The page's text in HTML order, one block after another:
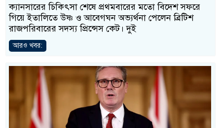
ক্যানসারের চিকিৎসা শেষে প্রথমবারের মতো বিদেশ সফরে
গিয়ে ইতালিতে উষ্ণ ও আবেগঘন অভ্যর্থনা পেলেন ব্রিটিশ
রাজপরিবারের সদস্য প্রিন্সেস কেট। দুই
আরও খবর: